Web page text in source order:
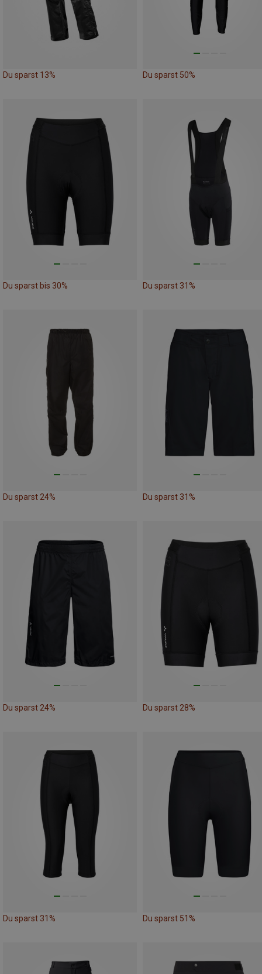
Du sparst 13% Du sparst 50%
Du sparst bis 30% Du sparst 31%
Du sparst 24% Du sparst 31%
Du sparst 24% Du sparst 28%
Du sparst 31% Du sparst 51%